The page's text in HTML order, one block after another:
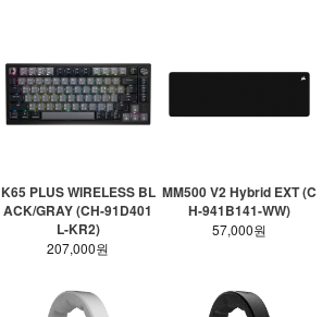
K65 PLUS WIRELESS BL
ACK/GRAY (CH-91D401
L-KR2)
207,000원
MM500 V2 Hybrid EXT (C
H-941B141-WW)
57,000원